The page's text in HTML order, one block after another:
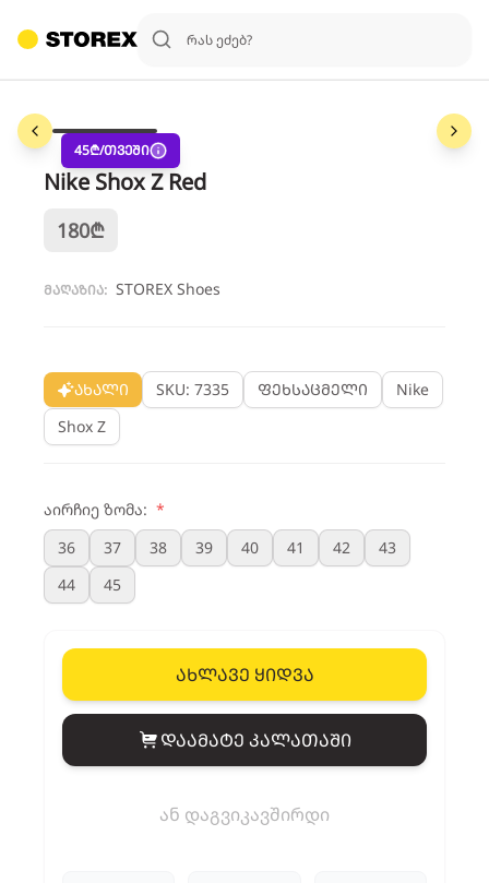
45₾/თვეში
Nike Shox Z Red
180₾
მაღაზია: STOREX Shoes
ახალი SKU: 7335 ფეხსაცმელი
Nike
Shox Z
აირჩიე ზომა: *
36
37 38 39 40 41 42
43
44
45
ახლავე ყიდვა
View cart
დაამატე კალათაში
ან დაგვიკავშირდი